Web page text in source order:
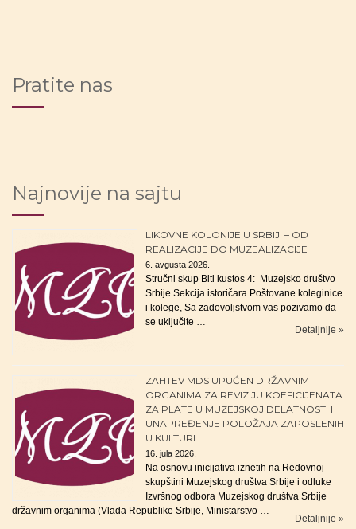
Pratite nas
Najnovije na sajtu
LIKOVNE KOLONIJE U SRBIJI – OD
REALIZACIJE DO MUZEALIZACIJE
6. avgusta 2026.
Stručni skup Biti kustos 4: Muzejsko društvo
Srbije Sekcija istoričara Poštovane koleginice
i kolege, Sa zadovoljstvom vas pozivamo da
se uključite …
Detaljnije »
ZAHTEV MDS UPUĆEN DRŽAVNIM
ORGANIMA ZA REVIZIJU KOEFICIJENATA
ZA PLATE U MUZEJSKOJ DELATNOSTI I
UNAPREĐENJE POLOŽAJA ZAPOSLENIH
U KULTURI
16. jula 2026.
Na osnovu inicijativa iznetih na Redovnoj
skupštini Muzejskog društva Srbije i odluke
Izvršnog odbora Muzejskog društva Srbije
državnim organima (Vlada Republike Srbije, Ministarstvo …
Detaljnije »